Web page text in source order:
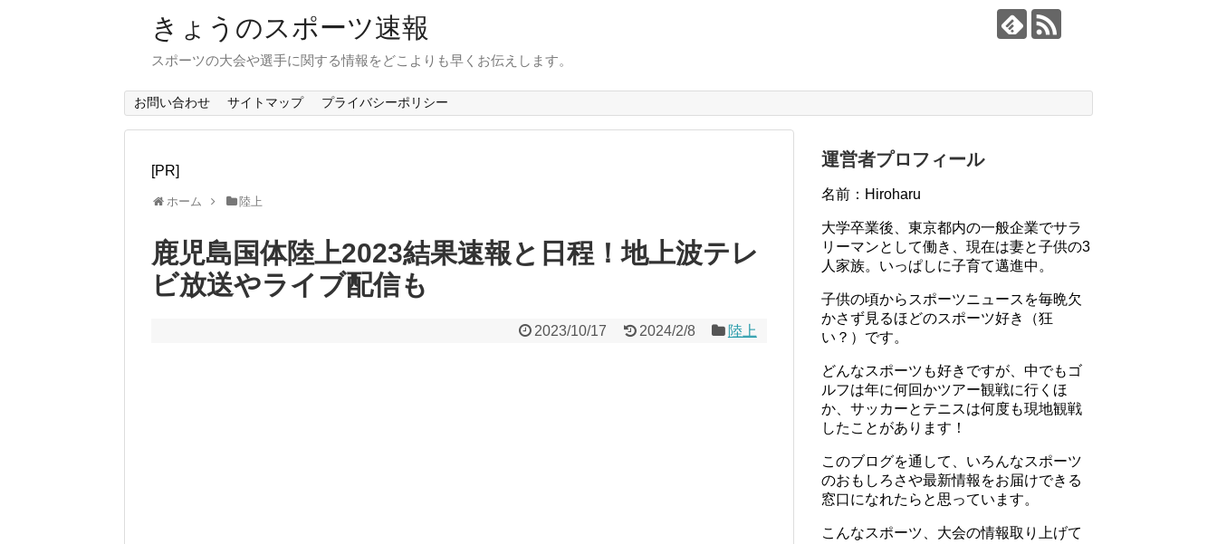
きょうのスポーツ速報
スポーツの大会や選手に関する情報をどこよりも早くお伝えします。
お問い合わせ サイトマップ プライバシーポリシー
[PR]
ホーム 陸上
鹿児島国体陸上2023結果速報と日程！地上波テレ
ビ放送やライブ配信も
2023/10/17 2024/2/8 陸上
運営者プロフィール
名前：Hiroharu
大学卒業後、東京都内の一般企業でサラ
リーマンとして働き、現在は妻と子供の3
人家族。いっぱしに子育て邁進中。
子供の頃からスポーツニュースを毎晩欠
かさず見るほどのスポーツ好き（狂
い？）です。
どんなスポーツも好きですが、中でもゴ
ルフは年に何回かツアー観戦に行くほ
か、サッカーとテニスは何度も現地観戦
したことがあります！
このブログを通して、いろんなスポーツ
のおもしろさや最新情報をお届けできる
窓口になれたらと思っています。
こんなスポーツ、大会の情報取り上げて